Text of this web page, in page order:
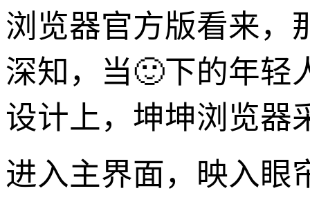
浏览器官方版看来，
深知，当🙂下的年轻
设计上，坤坤浏览器
进入主界面，映入眼